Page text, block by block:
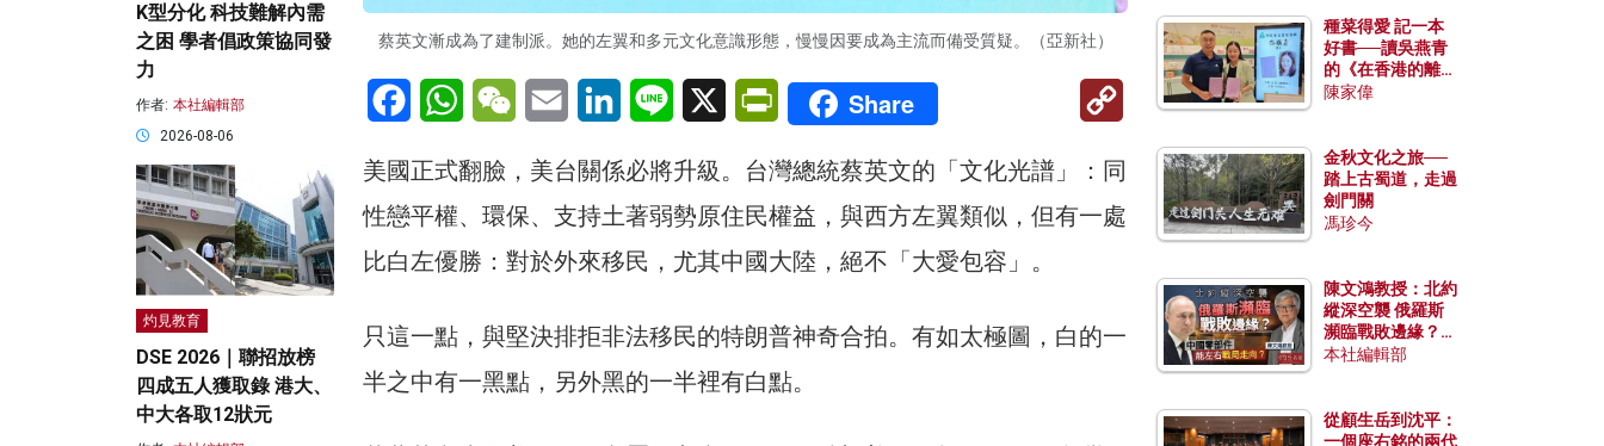
蔡英文漸成為了建制派。她的左翼和多元文化意識形態，慢慢因要成為主流而備受質疑。（亞新社）
FacebookWhatsAppWeChatEmail LinkedInLine X PrintFriendly
Share
Link
美國正式翻臉，美台關係必將升級。台灣總統蔡英文的「文化光譜」：同
性戀平權、環保、支持土著弱勢原住民權益，與西方左翼類似，但有一處
比白左優勝：對於外來移民，尤其中國大陸，絕不「大愛包容」。
只這一點，與堅決排拒非法移民的特朗普神奇合拍。有如太極圖，白的一
半之中有一黑點，另外黑的一半裡有白點。
K型分化 科技難解內需
之困 學者倡政策協同發
力
作者: 本社編輯部
2026-08-06
灼見教育
DSE 2026｜聯招放榜
四成五人獲取錄 港大、
中大各取12狀元
種菜得愛 記一本
好書──讀吳燕青
的《在香港的離島
種菜》
陳家偉
金秋文化之旅──
踏上古蜀道，走過
劍門關
馮珍今
陳文鴻教授：北約
縱深空襲 俄羅斯
瀕臨戰敗邊緣？中
國零部件能左右戰
本社編輯部
從顧生岳到沈平：
一個座右銘的兩代